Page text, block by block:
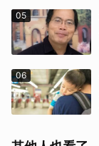
05
06